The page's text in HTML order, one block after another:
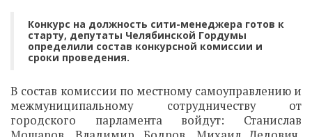
Конкурс на должность сити-менеджера готов к
старту, депутаты Челябинской Гордумы
определили состав конкурсной комиссии и
сроки проведения.
В состав комиссии по местному самоуправлению и
межмуниципальному сотрудничеству от
городского парламента войдут: Станислав